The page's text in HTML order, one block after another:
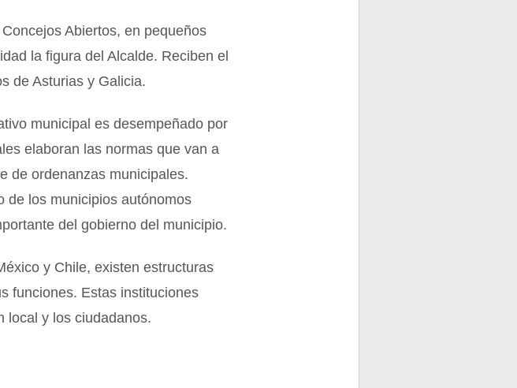
Abiertos, en pequeños
la figura del Alcalde. Reciben el
de Asturias y Galicia.
municipal es desempeñado por
elaboran las normas que van a
de ordenanzas municipales.
de los municipios autónomos
del gobierno del municipio.
y Chile, existen estructuras
funciones. Estas instituciones
local y los ciudadanos.